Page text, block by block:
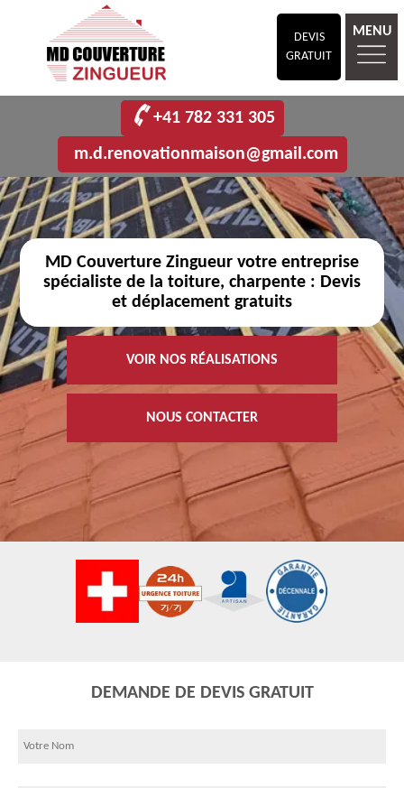
DEVIS
GRATUIT
MENU
+41 782 331 305
m.d.renovationmaison@gmail.com
MD Couverture Zingueur votre entreprise
spécialiste de la toiture, charpente : Devis
et déplacement gratuits
VOIR NOS RÉALISATIONS
NOUS CONTACTER
DEMANDE DE DEVIS GRATUIT